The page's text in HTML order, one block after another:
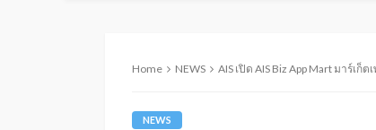
Home NEWS AIS เปิด AIS Biz App Mart มาร์เก็
NEWS